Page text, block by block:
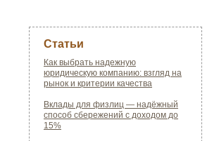
Статьи
Как выбрать надежную
юридическую компанию: взгляд на
рынок и критерии качества
Вклады для физлиц — надёжный
способ сбережений с доходом до
15%